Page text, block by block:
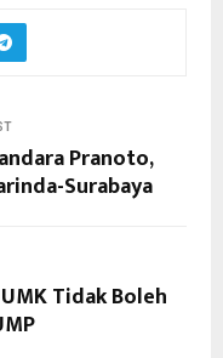
Pranoto,
Surabaya
Tidak Boleh